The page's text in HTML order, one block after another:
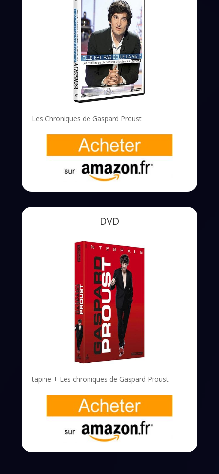
Les Chroniques de Gaspard Proust
DVD
tapine + Les chroniques de Gaspard Proust